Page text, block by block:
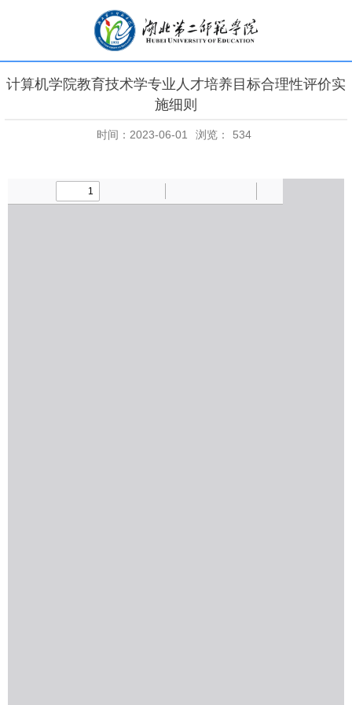
计算机学院教育技术学专业人才培养目标合理性评价实
施细则
时间：2023-06-01 浏览： 534